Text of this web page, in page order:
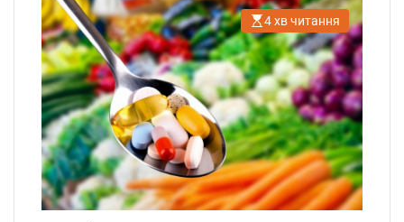
О
р
і
є
н
т
о
в
н
и
й
ч
а
с
ч
4 хв читання